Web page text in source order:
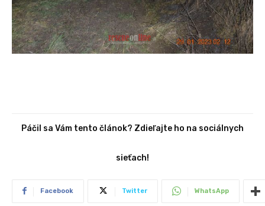
Páčil sa Vám tento článok? Zdieľajte ho na sociálnych
sieťach!
Facebook Twitter WhatsApp